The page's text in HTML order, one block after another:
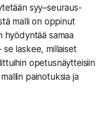
syy–seuraus-
malli on oppinut
hyödyntää samaa
se laskee, millaiset
opetusnäytteisiin
painotuksia ja